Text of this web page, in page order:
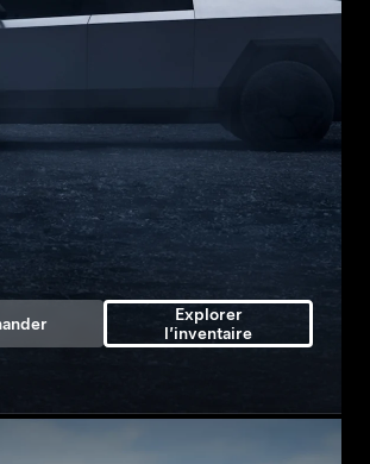
Explorer
l’inventaire